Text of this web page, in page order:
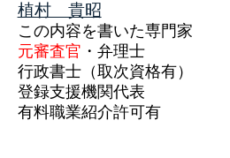
植村 貴昭
この内容を書いた専門家
元審査官 ・弁理士
行政書士（取次資格有）
登録支援機関代表
有料職業紹介許可有